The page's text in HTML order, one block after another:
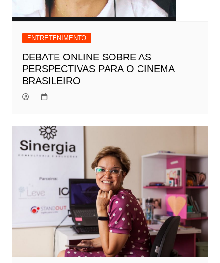
ENTRETENIMENTO
DEBATE ONLINE SOBRE AS
PERSPECTIVAS PARA O CINEMA
BRASILEIRO